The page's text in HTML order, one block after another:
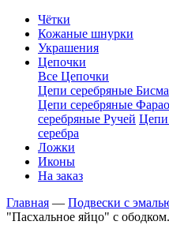
Чётки
Кожаные шнурки
Украшения
Цепочки
Все Цепочки
Цепи серебряные
Цепи серебряные
серебряные Ручей Цепи
серебра
Ложки
Иконы
На заказ
Главная — Подвески с
"Пасхальное яйцо" с